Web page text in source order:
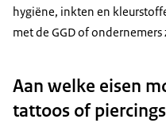
hygiëne, inkten en
met de GGD of
Aan welke eisen
tattoos of